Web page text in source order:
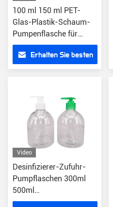
100 ml 150 ml PET-
Glas-Plastik-Schaum-
Pumpenflasche für
Gesichtsreinigungsmittel
Erhalten Sie besten
Video
Desinfizierer-Zufuhr-
Pumpflaschen 300ml
500ml
Handtransparentes